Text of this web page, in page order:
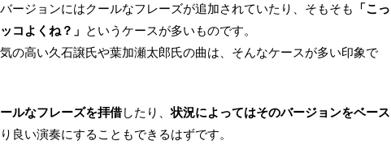
ージョンにはクールなフレーズが追加されていたり、そもそも 「こっ
コよくね？」 というケースが多いものです。
気の高い久石譲氏や葉加瀬太郎氏の曲は、そんなケースが多い印象で
ルなフレーズを拝借したり、状況によってはそのバージョンをベース
良い演奏にすることもできるはずです。